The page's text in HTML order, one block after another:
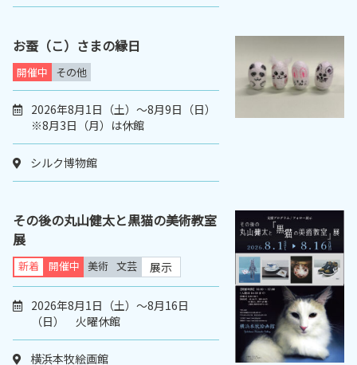
お蚕（こ）さまの縁日
開催中 その他
2026年8月1日（土）～8月9日（日）
※8月3日（月）は休館
シルク博物館
その後の丸山健太と黒猫の美術教室
展
新着 開催中 美術 文芸 展示
2026年8月1日（土）～8月16日
（日） 火曜休館
横浜本牧絵画館